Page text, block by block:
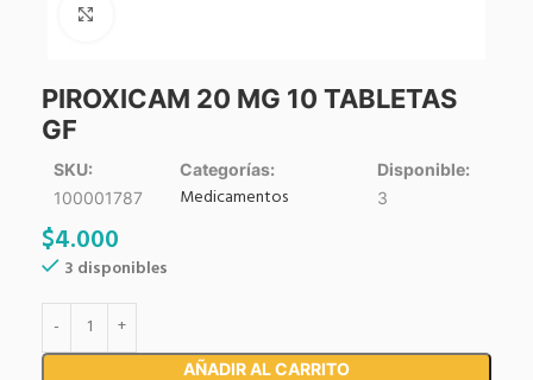
PIROXICAM 20 MG 10 TABLETAS
GF
SKU:
100001787
Categorías:
Medicamentos
Disponible:
3
$4.000
3 disponibles
AÑADIR AL CARRITO